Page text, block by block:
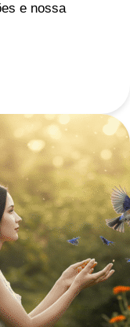
e nossa